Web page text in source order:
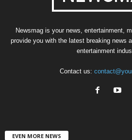
Newsmag is your news, entertainment,
provide you with the latest breaking news
entertainment
Contact us:
EVEN MORE NEWS